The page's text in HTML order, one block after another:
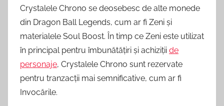
Crystalele Chrono se deosebesc de alte monede
din Dragon Ball Legends, cum ar fi Zeni și
materialele Soul Boost. În timp ce Zeni este utilizat
în principal pentru îmbunătățiri și achiziții de
personaje, Crystalele Chrono sunt rezervate
pentru tranzacții mai semnificative, cum ar fi
Invocările.